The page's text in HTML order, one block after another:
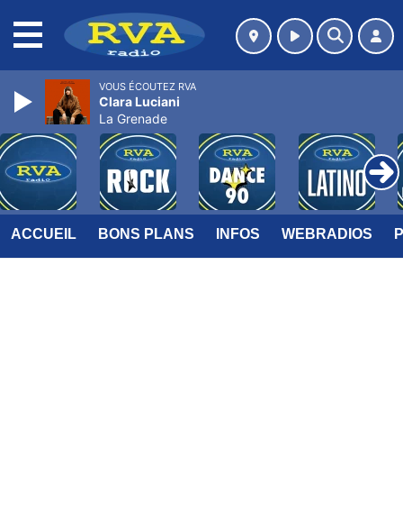
ACCUEIL BONS PLANS INFOS WEBRADIOS
VOUS ÉCOUTEZ RVA
Clara Luciani
La Grenade